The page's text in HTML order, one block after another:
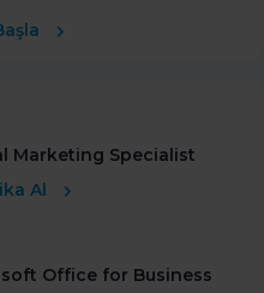
Marketing Specialist
Al
Office for Business